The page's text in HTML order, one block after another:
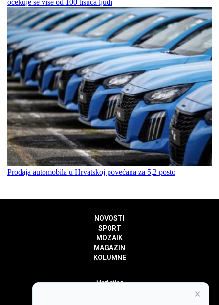
očekuje se više od 100 tisuća ljudi
Prodaja automobila u Hrvatskoj povećana za 5,2 posto
NOVOSTI
SPORT
MOZAIK
MAGAZIN
KOLUMNE
Marketing
×